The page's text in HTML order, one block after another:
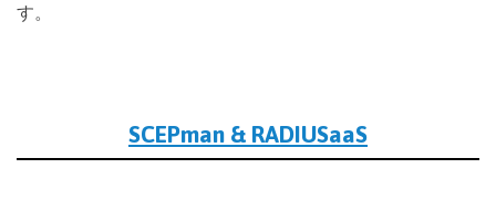
す。
SCEPman & RADIUSaaS